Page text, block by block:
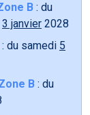
B : du
3 janvier 2028
: du samedi 5
B : du